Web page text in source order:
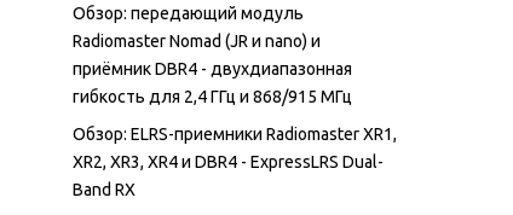
Обзор: передающий модуль
Radiomaster Nomad (JR и nano) и
приёмник DBR4 - двухдиапазонная
гибкость для 2,4 ГГц и 868/915 МГц
Обзор: ELRS-приемники Radiomaster XR1,
XR2, XR3, XR4 и DBR4 - ExpressLRS Dual-
Band RX